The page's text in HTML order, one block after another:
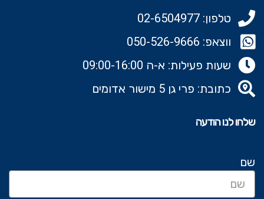
טלפון: 02-6504977
ווצאפ: 050-526-9666‬
שעות פעילות: א-ה 09:00-16:00
כתובת: פרי גן 5 מישור אדומים
שלחו לנו הודעה
שם